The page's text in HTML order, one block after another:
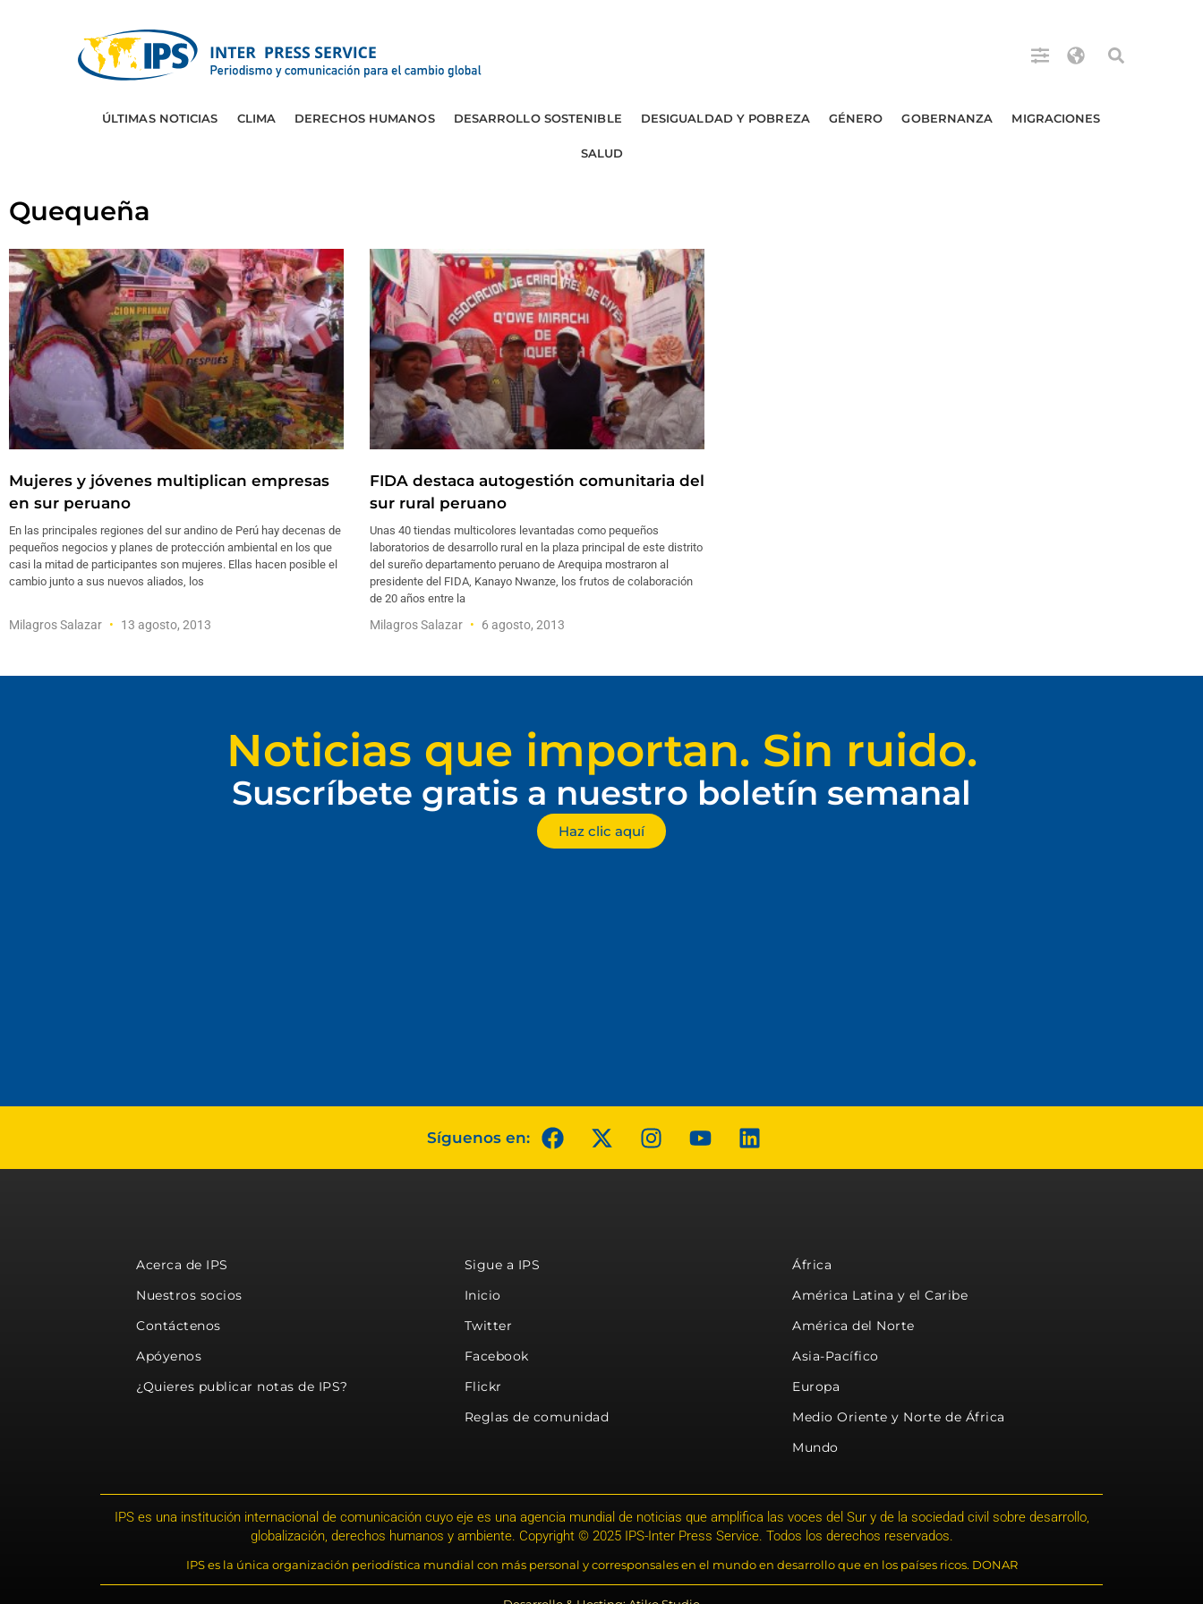
ÚLTIMAS NOTICIAS CLIMA DERECHOS HUMANOS DESARROLLO SOSTENIBLE DESIGUALDAD Y POBREZA GÉNERO GOBERNANZA MIGRACIONES
SALUD
Quequeña
Mujeres y jóvenes multiplican empresas
en sur peruano
En las principales regiones del sur andino de Perú hay decenas de
pequeños negocios y planes de protección ambiental en los que
casi la mitad de participantes son mujeres. Ellas hacen posible el
cambio junto a sus nuevos aliados, los
Milagros Salazar 13 agosto, 2013
FIDA destaca autogestión comunitaria del
sur rural peruano
Unas 40 tiendas multicolores levantadas como pequeños
laboratorios de desarrollo rural en la plaza principal de este distrito
del sureño departamento peruano de Arequipa mostraron al
presidente del FIDA, Kanayo Nwanze, los frutos de colaboración
de 20 años entre la
Milagros Salazar 6 agosto, 2013
Noticias que importan. Sin ruido.
Suscríbete gratis a nuestro boletín semanal
Haz clic aquí
Síguenos en:
Acerca de IPS
Nuestros socios
Contáctenos
Apóyenos
¿Quieres publicar notas de IPS?
Sigue a IPS
Inicio
Twitter
Facebook
Flickr
Reglas de comunidad
África
América Latina y el Caribe
América del Norte
Asia-Pacífico
Europa
Medio Oriente y Norte de África
Mundo
IPS es una institución internacional de comunicación cuyo eje es una agencia mundial de noticias que amplifica las voces del Sur y de la sociedad civil sobre desarrollo,
globalización, derechos humanos y ambiente. Copyright © 2025 IPS-Inter Press Service. Todos los derechos reservados.
IPS es la única organización periodística mundial con más personal y corresponsales en el mundo en desarrollo que en los países ricos. DONAR